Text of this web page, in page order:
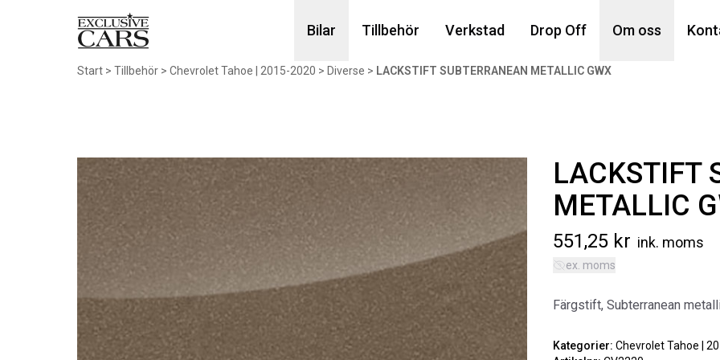
Bilar Tillbehör Verkstad Drop Off Om oss Din
Start > Tillbehör > Chevrolet Tahoe | 2015-2020 > Diverse > LACKSTIFT SUBTERRANEAN METALLIC GWX
LACKSTIFT
METALLIC
551,25 kr ink. moms
ex. moms
Färgstift, Subterranean
Kategorier: Chevrolet Tahoe |